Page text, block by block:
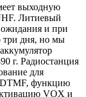
выходную
Литиевый
и при
три дня, но мы
г. Радиостанция
для
DTMF, функцию
VOX и